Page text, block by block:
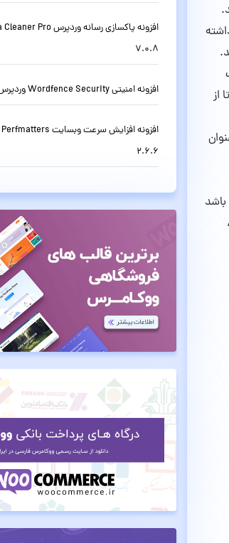
از
7.0.8
افزونه امنیتی Wordfence Security وردپرس نسخه 8.1.4
2.6.6